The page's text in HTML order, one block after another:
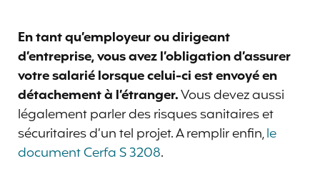
En tant qu’employeur ou dirigeant
d’entreprise, vous avez l’obligation d’assurer
votre salarié lorsque celui-ci est envoyé en
détachement à l’étranger.Vous devez aussi
légalement parler des risques sanitaires et
sécuritaires d’un tel projet. A remplir enfin,le
document Cerfa S 3208.